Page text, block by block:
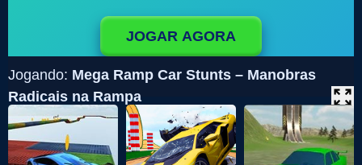
JOGAR AGORA
Jogando: Mega Ramp Car Stunts – Manobras
Radicais na Rampa